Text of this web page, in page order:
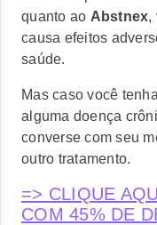
quanto ao Abstnex,
causa efeitos
saúde.
Mas caso você
alguma doença
converse com seu
outro tratamento.
=> CLIQUE
COM 45% DE